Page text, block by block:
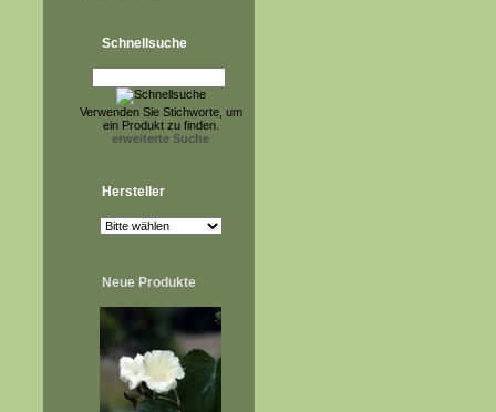
Schnellsuche
Verwenden Sie Stichworte, um
ein Produkt zu finden.
erweiterte Suche
Hersteller
Neue Produkte